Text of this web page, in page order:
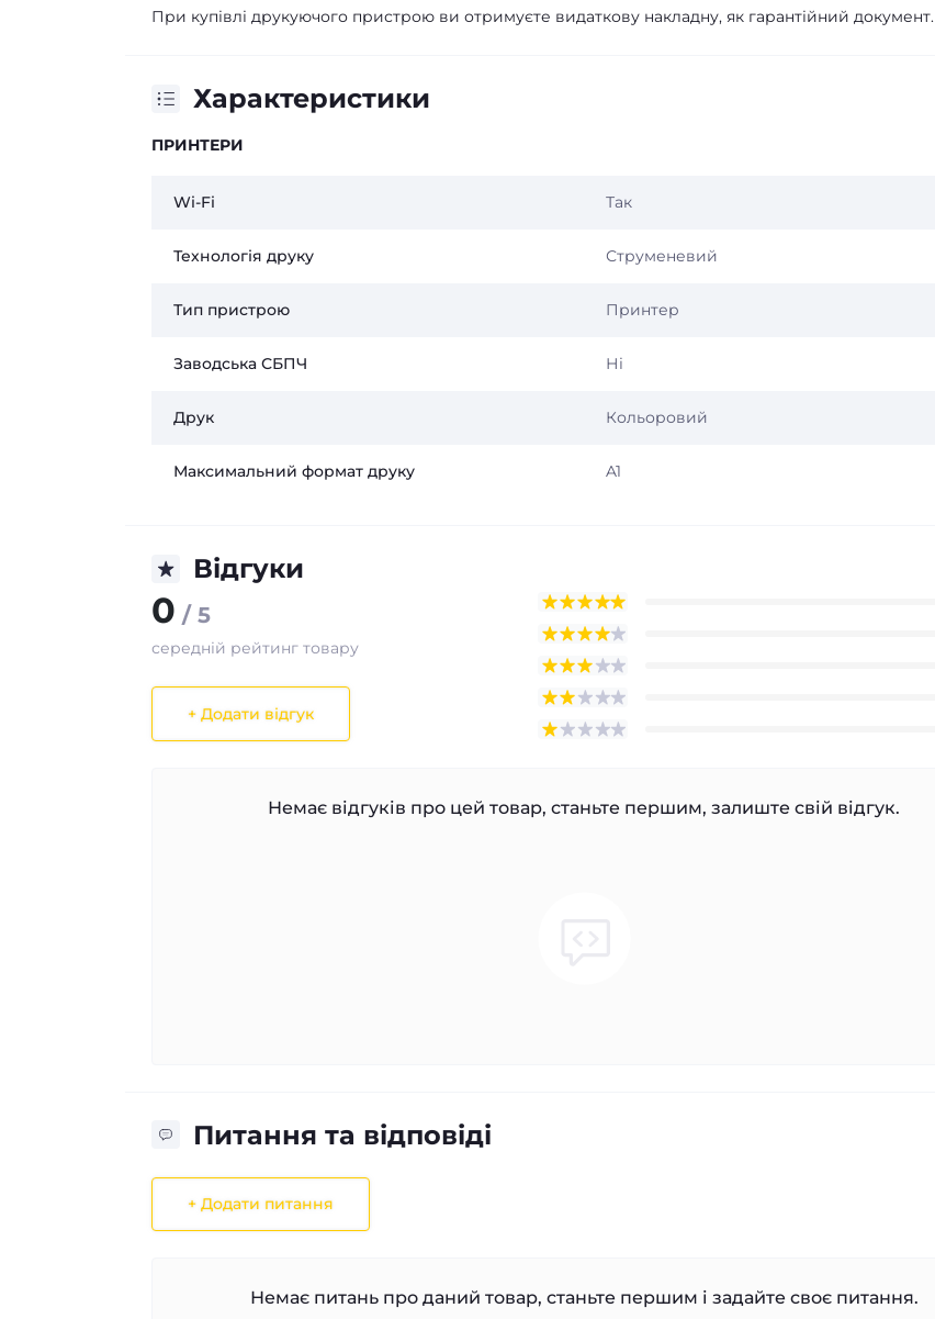
При купівлі друкуючого пристрою ви отримуєте видаткову накладну, як гарантійний документ.
Характеристики
ПРИНТЕРИ
Wi-Fi Так
Технологія друку Струменевий
Тип пристрою Принтер
Заводська СБПЧ Ні
Друк Кольоровий
Максимальний формат друку A1
Відгуки
0 / 5
середній рейтинг товару
+ Додати відгук
Немає відгуків про цей товар, станьте першим, залиште свій відгук.
Питання та відповіді
+ Додати питання
Немає питань про даний товар, станьте першим і задайте своє питання.